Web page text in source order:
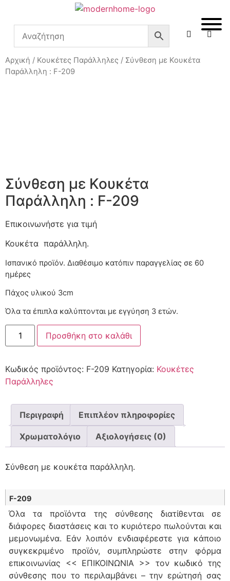
Αρχική / Κουκέτες Παράλληλες / Σύνθεση με Κουκέτα
Παράλληλη : F-209
Σύνθεση με Κουκέτα
Παράλληλη : F-209
Επικοινωνήστε για τιμή
Κουκέτα παράλληλη.
Ισπανικό προϊόν. Διαθέσιμο κατόπιν παραγγελίας
Πάχος υλικού 3cm
Όλα τα έπιπλα καλύπτονται με εγγύηση 3 ετών.
Προσθήκη στο καλάθι
Κωδικός προϊόντος: F-209 Κατηγορία: Κουκέτες
Παράλληλες
Περιγραφή Επιπλέον πληροφορίες
Χρωματολόγιο Αξιολογήσεις (0)
Σύνθεση με κουκέτα παράλληλη.
F-209
Όλα τα προϊόντα της σύνθεσης διατίθενται σε
διάφορες διαστάσεις και το κυριότερο πωλούνται και
μεμονωμένα. Εάν λοιπόν ενδιαφέρεστε για κάποιο
συγκεκριμένο προϊόν, συμπληρώστε στην φόρμα
επικοινωνίας << ΕΠΙΚΟΙΝΩΝΙΑ >> τον κωδικό της
σύνθεσης που το περιλαμβάνει – την ερώτησή σας